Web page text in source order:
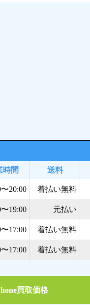
時間 送料
20:00 着払い無料
19:00 元払い
17:00 着払い無料
17:00 着払い無料
買取価格